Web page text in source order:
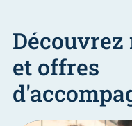
et offres